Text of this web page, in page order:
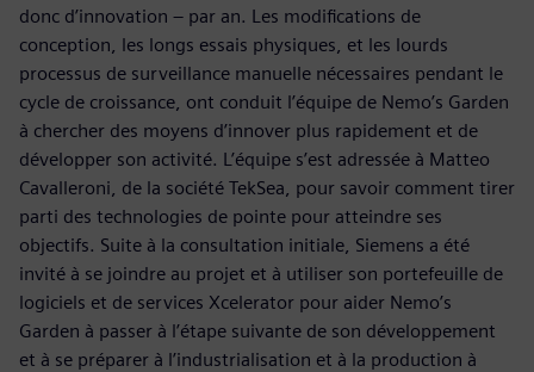
donc d’innovation – par an. Les modifications de
conception, les longs essais physiques, et les lourds
processus de surveillance manuelle nécessaires pendant le
cycle de croissance, ont conduit l’équipe de Nemo’s Garden
à chercher des moyens d’innover plus rapidement et de
développer son activité. L’équipe s’est adressée à Matteo
Cavalleroni, de la société TekSea, pour savoir comment tirer
parti des technologies de pointe pour atteindre ses
objectifs. Suite à la consultation initiale, Siemens a été
invité à se joindre au projet et à utiliser son portefeuille de
logiciels et de services Xcelerator pour aider Nemo’s
Garden à passer à l’étape suivante de son développement
et à se préparer à l’industrialisation et à la production à